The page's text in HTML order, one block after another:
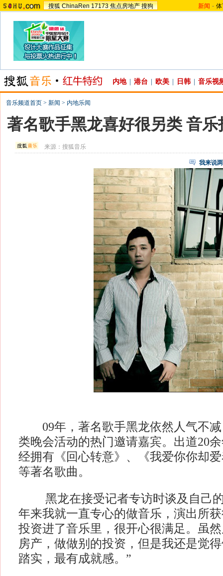
搜狐 ChinaRen 17173 焦点房地产 搜狗 新闻 -
内地 港台 欧美 日韩 音乐视
音乐频道首页 > 新闻 > 内地乐闻
著名歌手黑龙喜好很另类 音
来源：搜狐音乐
我来说
09年，著名歌手黑龙依然人气不减
类晚会活动的热门邀请嘉宾。出道20
经拥有《回心转意》、《我爱你你却
等著名歌曲。
黑龙在接受记者专访时谈及自己的
年来我就一直专心的做音乐，演出所
投资进了音乐里，很开心很满足。虽
房产，做做别的投资，但是我还是觉
踏实，最有成就感。”